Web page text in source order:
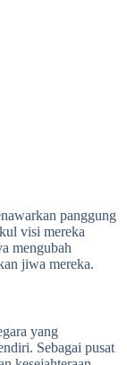
panggung
visi mereka
mengubah
jiwa mereka.
yang
Sebagai pusat